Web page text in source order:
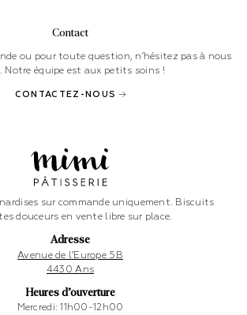
sur commande uniquement. Biscuits
douceurs en vente libre sur place.
Adresse
Avenue de l’Europe 5B
4430 Ans
Heures d’ouverture
Mercredi: 11h00-12h00
Contact
ou pour toute question, n’hésitez pas à nous
Notre équipe est aux petits soins !
CONTACTEZ-NOUS